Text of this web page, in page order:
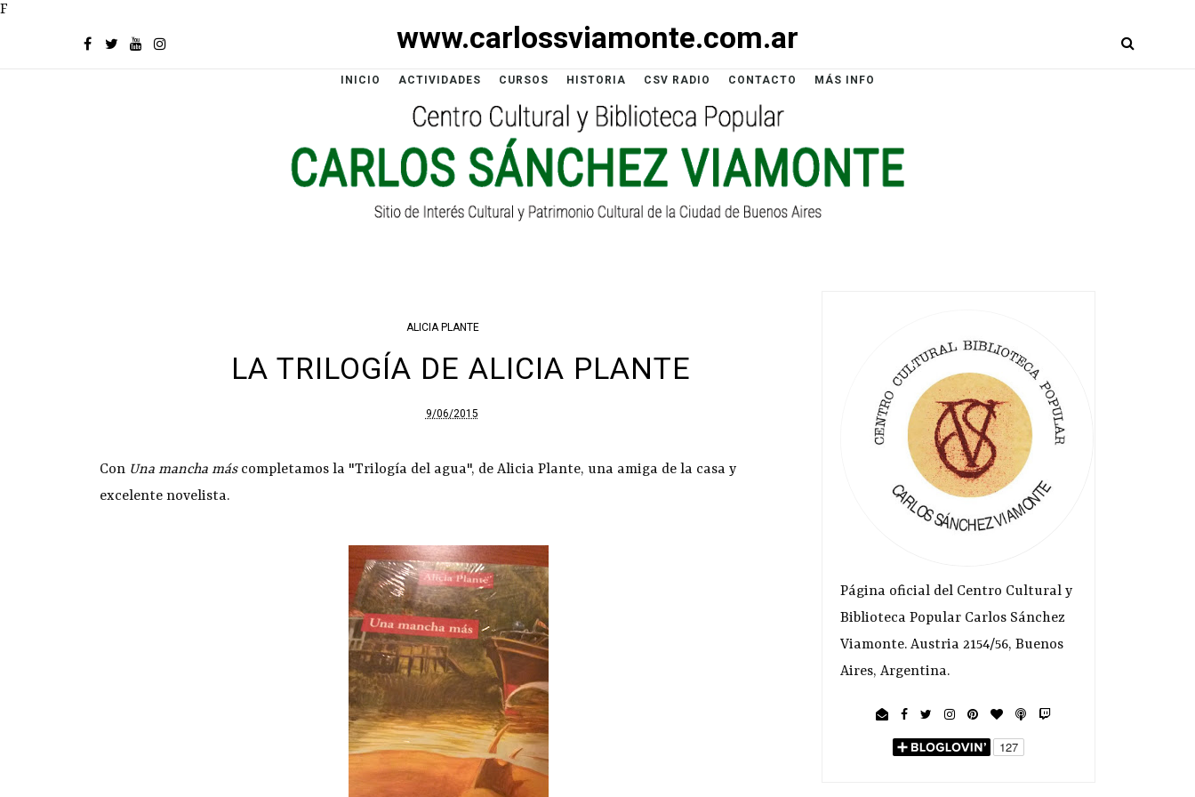
F
www.carlossviamonte.com.ar
INICIO ACTIVIDADES CURSOS HISTORIA CSV RADIO CONTACTO MÁS INFO
ALICIA PLANTE
LA TRILOGÍA DE ALICIA PLANTE
9/06/2015
Con Una mancha máscompletamos la "Trilogía del agua", de Alicia Plante, una amiga de la casa y
excelente novelista.
Página oficial del Centro Cultural y
Biblioteca Popular Carlos Sánchez
Viamonte. Austria 2154/56, Buenos
Aires, Argentina.